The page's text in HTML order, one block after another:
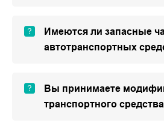
Имеются ли запасные
автотранспортных
Вы принимаете
транспортного